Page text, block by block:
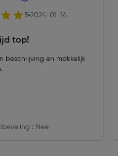
5 2024-01-14
top!
beschrijving en makkelijk
: Nee